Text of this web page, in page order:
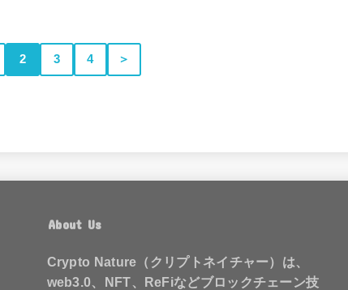
2 3 4 ＞
About Us
Crypto Nature（クリプトネイチャー）は、
web3.0、NFT、ReFiなどブロックチェーン技